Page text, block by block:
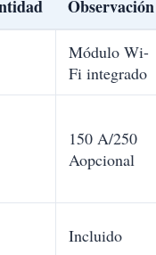
Observación
Módulo Wi-
Fi integrado
150 A/250
Aopcional
Incluido